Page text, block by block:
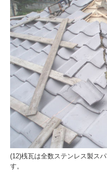
(12)桟瓦は全数ステンレス製ス
す。